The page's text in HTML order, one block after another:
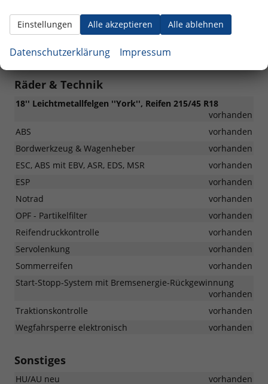
Lichtsensor
vorhanden
Umgebungsbeleuchtung mit Welcome light
vorhanden
Wärmeschutzverglasung
Räder & Technik
18'' Leichtmetallfelgen ''York'', Reifen 215/45 R18
vorhanden
ABS
vorhanden
Bordwerkzeug & Wagenheber
vorhanden
ESC, ABS mit EBV, ASR, EDS, MSR
vorhanden
ESP
vorhanden
Notrad
vorhanden
OPF - Partikelfilter
vorhanden
Reifendruckkontrolle
vorhanden
Servolenkung
vorhanden
Sommerreifen
vorhanden
Start-Stopp-System mit Bremsenergie-Rückgewinnung
vorhanden
Traktionskontrolle
vorhanden
Wegfahrsperre elektronisch
vorhanden
Sonstiges
HU/AU neu vorhanden
Alle akzeptieren Alle ablehnen
Einstellungen
Datenschutzerklärung Impressum